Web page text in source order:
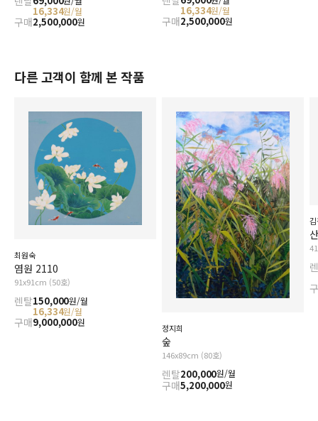
16,334원/월
구매2,500,000원
16,334원/월
구매2,500,000원
다른 고객이 함께 본 작품
최원숙
염원 2110
91x91cm (50호)
렌탈150,000원/월
16,334원/월
구매9,000,000원
정지희
숲
146x89cm (80호)
렌탈200,000원/월
구매5,200,000원